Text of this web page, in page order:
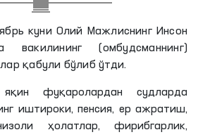
куни Олий Мажлиснинг Инсон
вакилининг (омбудсманнинг)
қабули бўлиб ўтди.
фуқаролардан судларда
иштироки, пенсия, ер ажратиш,
ҳолатлар, фирибгарлик,